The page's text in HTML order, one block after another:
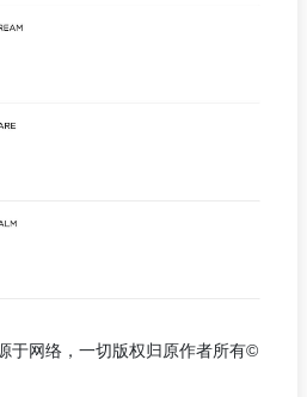
于网络，一切版权归原作者所有©